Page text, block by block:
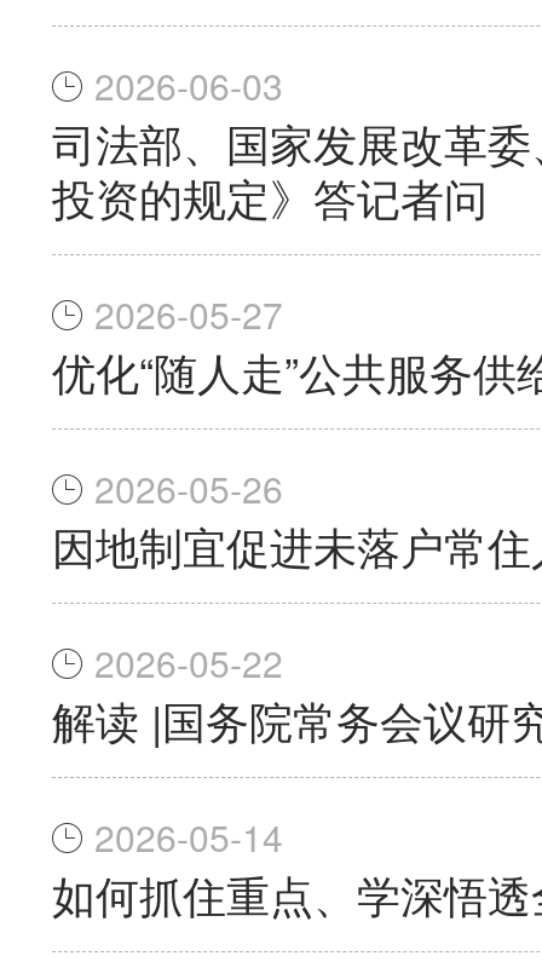
2026-06-03
司法部、国家发展改革
投资的规定》答记者问
2026-05-27
优化“随人走”公共服务供
2026-05-26
因地制宜促进未落户常
2026-05-22
解读 |国务院常务会议研
2026-05-14
如何抓住重点、学深悟